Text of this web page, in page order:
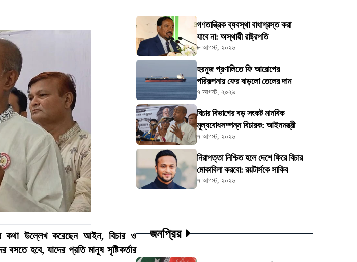
কথা উল্লেখ করেছেন আইন, বিচার ও
হবে, যাদের প্রতি মানুষ সৃষ্টিকর্তার
গণতান্ত্রিক ব্যবস্থা বাধাগ্রস্ত করা
যাবে না: অস্থায়ী রাষ্ট্রপতি
৮ আগস্ট, ২০২৬
হরমুজ প্রণালিতে ফি আরোপের
পরিকল্পনায় ফের বাড়লো তেলের দাম
৭ আগস্ট, ২০২৬
বিচার বিভাগের বড় সংকট মানবিক
মূল্যবোধসম্পন্ন বিচারক: আইনমন্ত্রী
৭ আগস্ট, ২০২৬
নিরাপত্তা নিশ্চিত হলে দেশে ফিরে বিচার
মোকাবিলা করবো: রয়টার্সকে সাকিব
৭ আগস্ট, ২০২৬
জনপ্রিয়